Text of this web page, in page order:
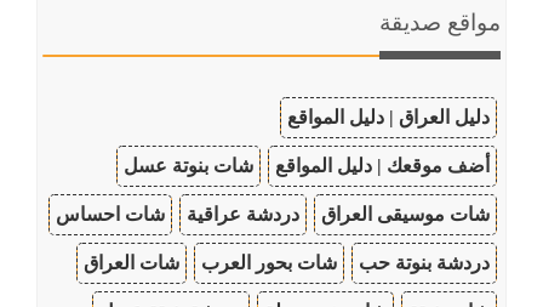
مواقع صديقة
دليل العراق | دليل المواقع
أضف موقعك | دليل المواقع شات بنوتة عسل
شات موسيقى العراق دردشة عراقية شات احساس
دردشة بنوتة حب شات بحور العرب شات العراق